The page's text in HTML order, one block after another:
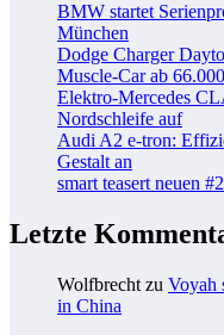
BMW startet
München
Dodge Charger
Muscle-Car ab
Elektro-Mercedes
Nordschleife auf
Audi A2 e-tron:
Gestalt an
smart teasert neuen
Letzte
Wolfbrecht zu Voyah
in China